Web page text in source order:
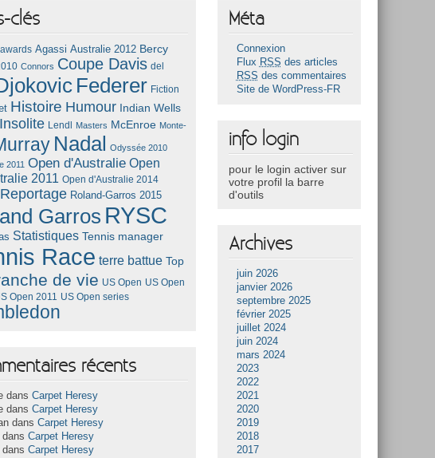
clés
Agassi Australie 2012 Bercy
Connors Coupe Davis del
Federer Fiction
Histoire Humour Indian Wells
Insolite Lendl Masters McEnroe Monte-
Nadal
Odyssée 2010
2011 Open d'Australie Open
2011 Open d'Australie 2014
Reportage Roland-Garros 2015
Garros RYSC
Statistiques Tennis manager
Race terre battue Top
de vie US Open US Open
Open 2011 US Open series
récents
dansCarpet Heresy
dansCarpet Heresy
dansCarpet Heresy
dansCarpet Heresy
dansCarpet Heresy
Méta
Connexion
Flux RSS des articles
RSS des commentaires
Site de WordPress-FR
info login
pour le login activer sur
votre profil la barre
d'outils
Archives
juin 2026
janvier 2026
septembre 2025
février 2025
juillet 2024
juin 2024
mars 2024
2023
2022
2021
2020
2019
2018
2017